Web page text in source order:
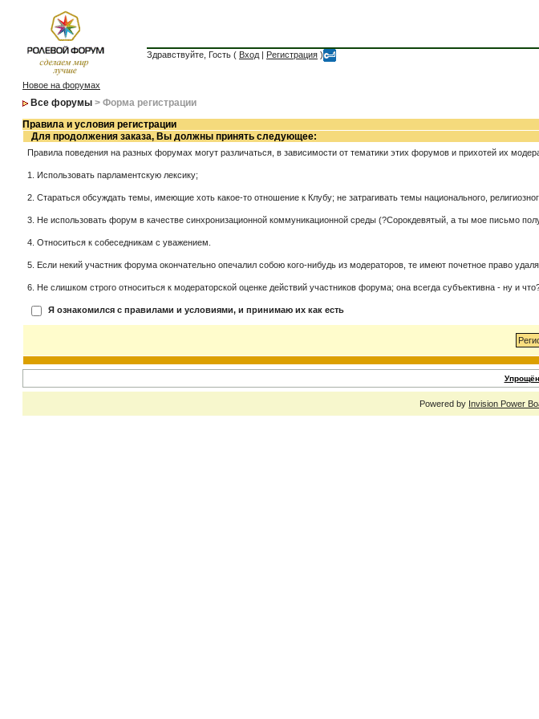
Здравствуйте, Гость ( Вход | Регистрация )
Новое на форумах
Все форумы > Форма регистрации
Правила и условия регистрации
Для продолжения заказа, Вы должны принять следующее:
Правила поведения на разных форумах могут различаться, в зависимости от тематики этих форумов и прихотей их
1. Использовать парламентскую лексику;
2. Стараться обсуждать темы, имеющие хоть какое-то отношение к Клубу; не затрагивать темы национального,
3. Не использовать форум в качестве синхронизационной коммуникационной среды (?Сорокдевятый, а ты мое письмо
4. Относиться к собеседникам с уважением.
5. Если некий участник форума окончательно опечалил собою кого-нибудь из модераторов, те имеют почетное право
6. Не слишком строго относиться к модераторской оценке действий участников форума; она всегда субъективна - ну и
Я ознакомился с правилами и условиями, и принимаю их как есть
Powered by Invision Power